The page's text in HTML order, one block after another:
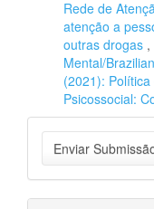
Rede de
atenção a
outras drogas ,
Mental/
(2021):
Psicossocial:
Enviar
Enviar